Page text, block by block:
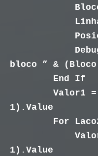
Bloco =
Linha
Posicao =
bloco ” &
End If
Valor1 =
1).Value
For Laco2 =
Valor2 =
1).Value